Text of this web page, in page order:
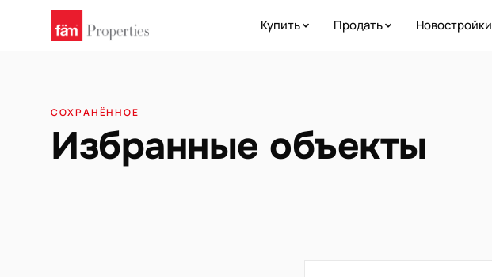
Купить Продать Новостройки
СОХРАНЁННОЕ
Избранные объекты